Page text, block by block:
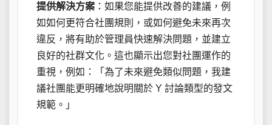
提供解決方案 ：如果您能提供改善的建議，例
如如何更符合社團規則，或如何避免未來再次
違反，將有助於管理員快速解決問題，並建立
良好的社群文化。這也顯示出您對社團運作的
重視，例如：「為了未來避免類似問題，我建
議社團能更明確地說明關於 Y 討論類型的發文
規範。」